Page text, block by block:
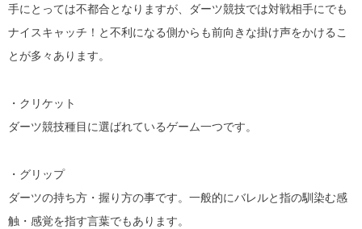
手にとっては不都合となりますが、ダーツ競技では対戦相手にでも
ナイスキャッチ！と不利になる側からも前向きな掛け声をかけるこ
とが多々あります。
・クリケット
ダーツ競技種目に選ばれているゲーム一つです。
・グリップ
ダーツの持ち方・握り方の事です。一般的にバレルと指の馴染む感
触・感覚を指す言葉でもあります。